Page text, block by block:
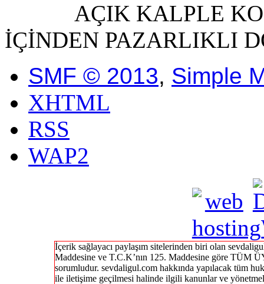
AÇIK KALPLE
İÇİNDEN PAZARLIKLI
SMF © 2013, Simple
XHTML
RSS
WAP2
İçerik sağlayacı paylaşım sitelerinden biri olan
Maddesine ve T.C.K’nın 125. Maddesine göre TÜM
sorumludur. sevdaligul.com hakkında yapılacak tüm
ile iletişime geçilmesi halinde ilgili kanunlar ve